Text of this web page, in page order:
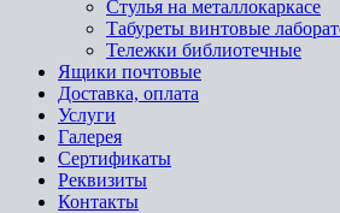
Стулья на металлокаркасе
Табуреты винтовые
Тележки библиотечные
Ящики почтовые
Доставка, оплата
Услуги
Галерея
Сертификаты
Реквизиты
Контакты